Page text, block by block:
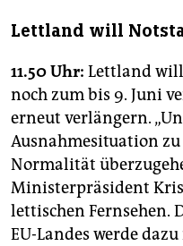
Lettland will
11.50 Uhr: Lettland will
noch zum bis 9. Juni
erneut verlängern.
Ausnahmesituation
Normalität
Ministerpräsident
lettischen Fernsehen.
EU-Landes werde